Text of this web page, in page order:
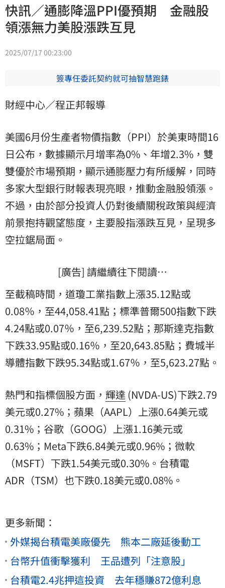
快訊／通膨降溫PPI優預期 金融股
領漲無力美股漲跌互見
2025/07/17 00:23:00
簽專任委託契約就可抽智慧跑錶
財經中心／程正邦報導
美國6月份生產者物價指數（PPI）於美東時間16
日公布，數據顯示月增率為0%、年增2.3%，雙
雙優於市場預期，顯示通膨壓力有所緩解，同時
多家大型銀行財報表現亮眼，推動金融股領漲。
不過，由於部分投資人仍對後續關稅政策與經濟
前景抱持觀望態度，主要股指漲跌互見，呈現多
空拉鋸局面。
[廣告] 請繼續往下閱讀…
至截稿時間，道瓊工業指數上漲35.12點或
0.08％，至44,058.41點；標準普爾500指數下跌
4.24點或0.07％，至6,239.52點；那斯達克指數
下跌33.95點或0.16％，至20,643.85點；費城半
導體指數下跌95.34點或1.67％，至5,623.27點。
熱門和指標個股方面， 輝達 (NVDA-US)下跌2.79
美元或0.27%；蘋果（AAPL）上漲0.64美元或
0.31%；谷歌（GOOG）上漲1.16美元或
0.63%；Meta下跌6.84美元或0.96%；微軟
（MSFT）下跌1.54美元或0.30%。台積電
ADR（TSM）也下跌0.18美元或0.08%。
更多新聞：
外媒揭台積電美廠優先 熊本二廠延後動工
台幣升值衝擊獲利 王品遭列「注意股」
台積電2.4兆押這投資 去年穩賺872億利息